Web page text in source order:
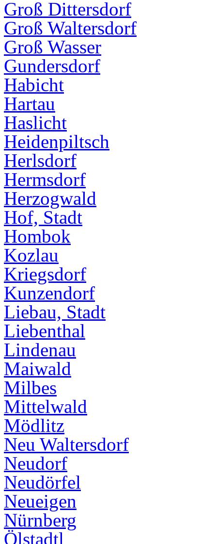
Groß Dittersdorf
Groß Waltersdorf
Groß Wasser
Gundersdorf
Habicht
Hartau
Haslicht
Heidenpiltsch
Herlsdorf
Hermsdorf
Herzogwald
Hof, Stadt
Hombok
Kozlau
Kriegsdorf
Kunzendorf
Liebau, Stadt
Liebenthal
Lindenau
Maiwald
Milbes
Mittelwald
Mödlitz
Neu Waltersdorf
Neudorf
Neudörfel
Neueigen
Nürnberg
Ölstadtl